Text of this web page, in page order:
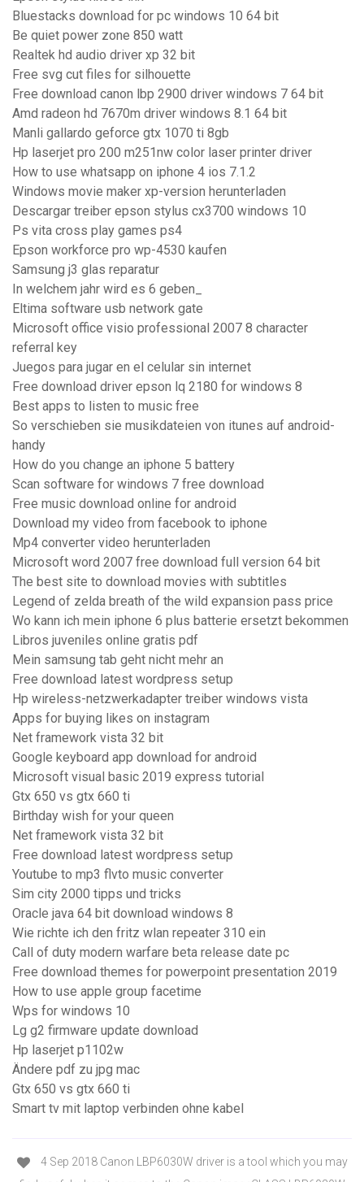
Bluestacks download for pc windows 10 64 bit
Be quiet power zone 850 watt
Realtek hd audio driver xp 32 bit
Free svg cut files for silhouette
Free download canon lbp 2900 driver windows 7 64 bit
Amd radeon hd 7670m driver windows 8.1 64 bit
Manli gallardo geforce gtx 1070 ti 8gb
Hp laserjet pro 200 m251nw color laser printer driver
How to use whatsapp on iphone 4 ios 7.1.2
Windows movie maker xp-version herunterladen
Descargar treiber epson stylus cx3700 windows 10
Ps vita cross play games ps4
Epson workforce pro wp-4530 kaufen
Samsung j3 glas reparatur
In welchem ​​jahr wird es 6 geben_
Eltima software usb network gate
Microsoft office visio professional 2007 8 character
referral key
Juegos para jugar en el celular sin internet
Free download driver epson lq 2180 for windows 8
Best apps to listen to music free
So verschieben sie musikdateien von itunes auf android-
handy
How do you change an iphone 5 battery
Scan software for windows 7 free download
Free music download online for android
Download my video from facebook to iphone
Mp4 converter video herunterladen
Microsoft word 2007 free download full version 64 bit
The best site to download movies with subtitles
Legend of zelda breath of the wild expansion pass price
Wo kann ich mein iphone 6 plus batterie ersetzt bekommen
Libros juveniles online gratis pdf
Mein samsung tab geht nicht mehr an
Free download latest wordpress setup
Hp wireless-netzwerkadapter treiber windows vista
Apps for buying likes on instagram
Net framework vista 32 bit
Google keyboard app download for android
Microsoft visual basic 2019 express tutorial
Gtx 650 vs gtx 660 ti
Birthday wish for your queen
Net framework vista 32 bit
Free download latest wordpress setup
Youtube to mp3 flvto music converter
Sim city 2000 tipps und tricks
Oracle java 64 bit download windows 8
Wie richte ich den fritz wlan repeater 310 ein
Call of duty modern warfare beta release date pc
Free download themes for powerpoint presentation 2019
How to use apple group facetime
Wps for windows 10
Lg g2 firmware update download
Hp laserjet p1102w
Ändere pdf zu jpg mac
Gtx 650 vs gtx 660 ti
Smart tv mit laptop verbinden ohne kabel
4 Sep 2018 Canon LBP6030W driver is a tool which you may